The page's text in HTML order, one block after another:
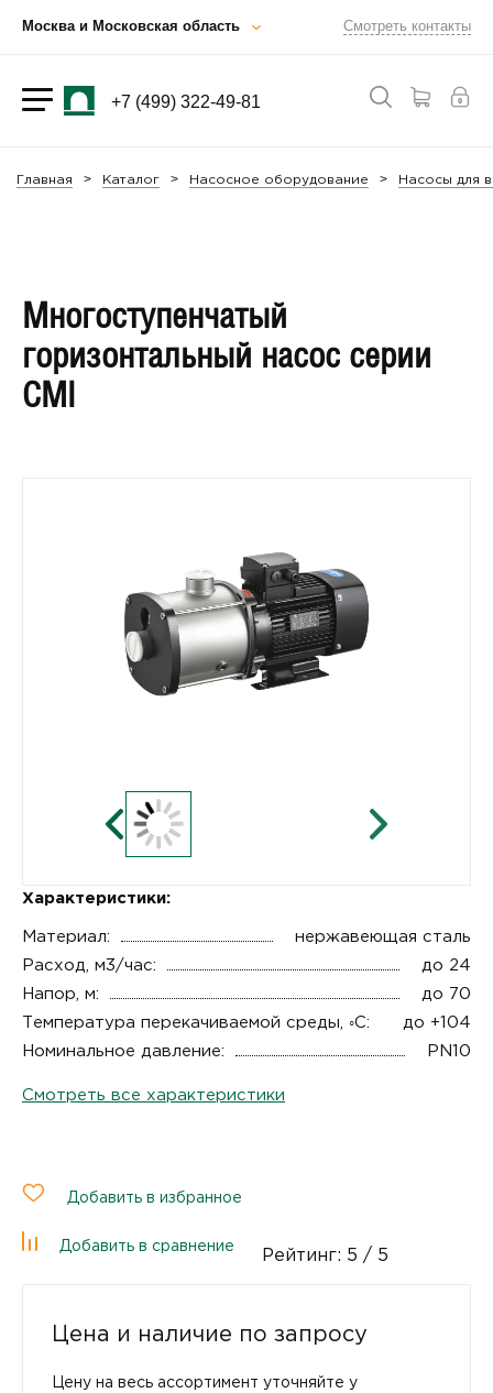
Москва и Московская область Смотреть контакты
+7 (499) 322-49-81
Главная Каталог Насосное оборудование Насосы для
Многоступенчатый
горизонтальный насос серии
CMI
Характеристики:
Материал:
нержавеющая сталь
Расход, м3/час:
до 24
Напор, м:
до 70
Температура перекачиваемой среды, ◦С:
до +104
Номинальное давление:
PN10
Смотреть все характеристики
Добавить в избранное
Добавить в сравнение
Рейтинг: 5 / 5
Цена и наличие по запросу
Цену на весь ассортимент уточняйте у